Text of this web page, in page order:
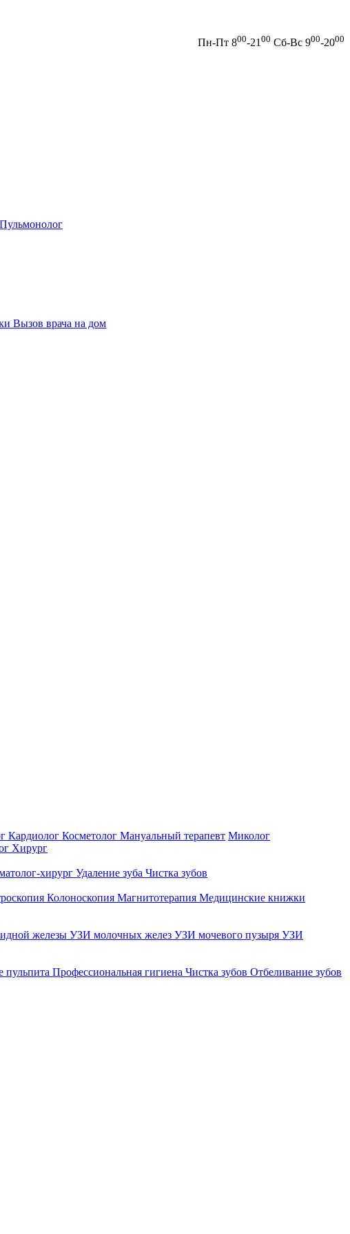
Пн-Пт 800-21 00 Сб-Вс 900-2000
Пульмонолог
Вызов врача на дом
Кардиолог Косметолог Мануальный терапевт Миколог
Хирург
хирург Удаление зуба Чистка зубов
Колоноскопия Магнитотерапия Медицинские книжки
железы УЗИ молочных желез УЗИ мочевого пузыря УЗИ
пульпита Профессиональная гигиена Чистка зубов Отбеливание зубов